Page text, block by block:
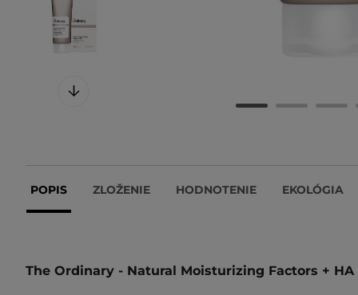
POPIS ZLOŽENIE HODNOTENIE EKOLÓGIA
The Ordinary - Natural Moisturizing Factors + HA